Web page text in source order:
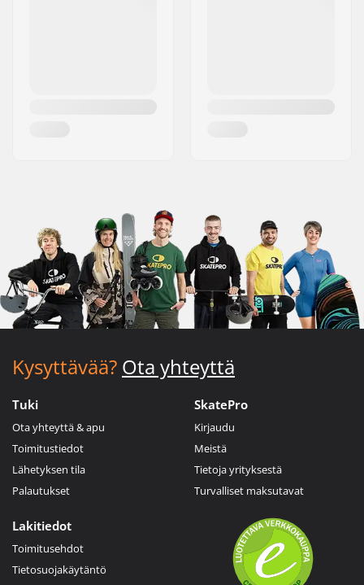
Kysyttävää? Ota yhteyttä
Tuki
Ota yhteyttä & apu
Toimitustiedot
Lähetyksen tila
Palautukset
SkatePro
Kirjaudu
Meistä
Tietoja yrityksestä
Turvalliset maksutavat
Lakitiedot
Toimitusehdot
Tietosuojakäytäntö